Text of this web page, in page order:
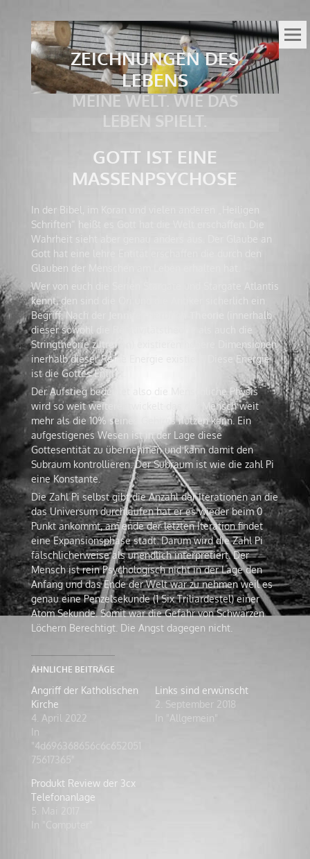
ZEICHNUNGEN DES
LEBENS
MEINE WELT. WIE DAS
LEBEN SPIELT.
GOTT IST EINE
MASSENPSYCHOSE
In der Bibel, im Koran und vielen anderen „Heiligen
Schriften“ heißt es Gott hat die Welt erschaffen. Die
Wahrheit sieht aber genau anders aus. Der Glaube an
Gott hat eine lehre Entität erschaffen die durch den
Glauben der Menschen am Leben erhalten hat.
Wer von euch die Serien Stargate und Stargate Atlantis
kennt, den sind die Ori und die Antiker sicherlich ein
Begriff. Nach der
(innerhalb
dieser sowohl die Relativitätstheorie als auch die
Stringtheorie zutreffen) existieren höhere Dimensionen
inerhalb dieser Reine Energie existiert. Diese Energie
ist die Gottes Entität.
Der Aufstieg bedeutet also die Menschliche Physis
wird so weit weiterentwickelt das der Mensch weit
mehr als die 10% seines Gehirns nutzen kann. Ein
aufgestigenes Wesen ist in der Lage diese
Gottesentität zu übernehmen und kann damit den
Subraum kontrollieren. Der Subraum ist wie die zahl Pi
eine Konstante.
Die Zahl Pi selbst gibt die Anzahl der Iterationen an die
das Universum durchlaufen hat er es wieder beim 0
Punkt ankommt, am ende der letzten Iteration findet
eine Expansionsphase stadt. Darum wird die Zahl Pi
fälschlicherweise als unendlich interpretiert. Der
Mensch ist rein Psychologisch nicht in der Lage den
Anfang und das Ende der Welt war zu nehmen weil es
genau eine Penzelsekunde (1 Six Triliardestel) einer
Atom Sekunde. Somit war die Gefahr von Schwarzen
Löchern Berechtigt. Die Angst dagegen nicht.
ÄHNLICHE BEITRÄGE
Angriff der Katholischen
Kirche
4. April 2022
In
"4d696368656c6c652051
75617365"
Links sind erwünscht
2. September 2018
In "Allgemein"
Produkt Review der 3cx
Telefonanlage
5. Mai 2017
In "Computer"